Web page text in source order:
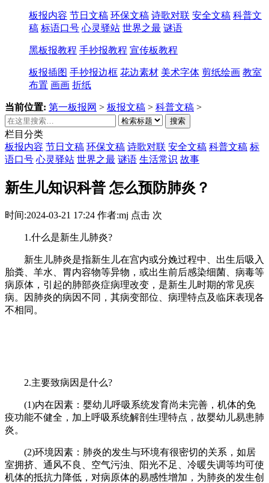
板报内容 节日文稿 环保文稿 诗歌对联 安全文稿 科普文
稿 标语口号 心灵驿站 世界之最 谜语
黑板报教程 手抄报教程 宣传板教程
板报插图 手抄报边框 花边素材 美术字体 剪纸绘画 教室
布置 画画 折纸
当前位置: 第一板报网 > 板报文稿 > 科普文稿 >
搜索
栏目分类
板报内容 节日文稿 环保文稿 诗歌对联 安全文稿 科普文稿 标
语口号 心灵驿站 世界之最 谜语 生活常识 故事
新生儿知识科普 怎么预防肺炎？
时间:2024-03-21 17:24 作者:mj 点击 次
1.什么是新生儿肺炎?
新生儿肺炎是指新生儿在宫内或分娩过程中、出生后吸入
胎粪、羊水、胃内容物等异物，或出生前后感染细菌、病毒等
病原体，引起的肺部炎症病理改变，是新生儿时期的常见疾
病。因肺炎的病因不同，其病变部位、病理特点及临床表现各
不相同。
2.主要致病因是什么?
(1)内在因素：婴幼儿呼吸系统发育尚未完善，机体的免
疫功能不健全，加上呼吸系统解剖生理特点，故婴幼儿易患肺
炎。
(2)环境因素：肺炎的发生与环境有很密切的关系，如居
室拥挤、通风不良、空气污浊、阳光不足、冷暖失调等均可使
机体的抵抗力降低，对病原体的易感性增加，为肺炎的发生创